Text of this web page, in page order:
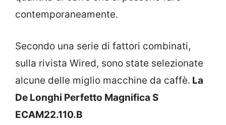
contemporaneamente.
Secondo una serie di fattori combinati,
sulla rivista Wired, sono state selezionate
alcune delle miglio macchine da caffè. La
De Longhi Perfetto Magnifica S
ECAM22.110.B